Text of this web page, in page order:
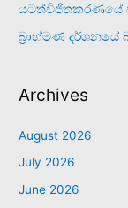
යටත්විජිතකරණයේ
බ්‍රාහ්මණ දර්ශනයේ
Archives
August 2026
July 2026
June 2026